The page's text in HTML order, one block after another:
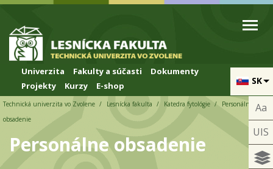
Skip to cookies
Skip to navigation
Skočiť na hlavný obsah
SK
Univerzita Fakulty a súčasti
Dokumenty
Projekty
Kurzy E-shop
Aa
UIS
Technická univerzita vo Zvolene Lesnícka fakulta Katedra fytológie
Personálne
obsadenie
Personálne obsadenie